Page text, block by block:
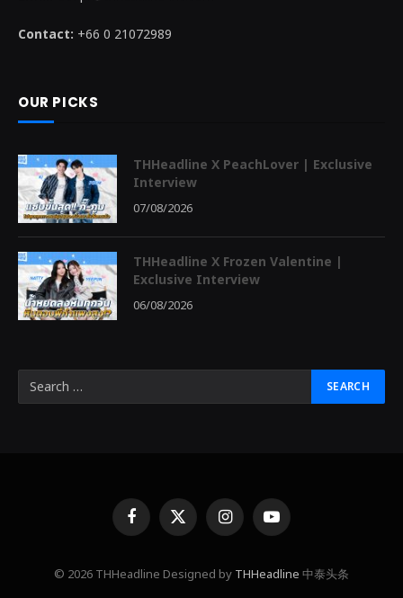
Contact: +66 0 21072989
OUR PICKS
THHeadline X PeachLover | Exclusive
Interview
07/08/2026
THHeadline X Frozen Valentine |
Exclusive Interview
06/08/2026
FacebookX
(Twitter)
InstagramYouTube
© 2026 THHeadline Designed by THHeadline 中泰头条